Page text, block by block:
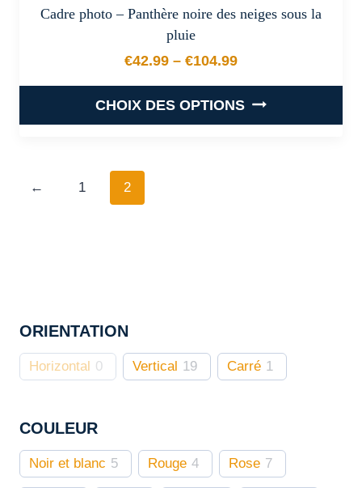
Cadre photo – Panthère noire des neiges sous la
pluie
€42.99 – €104.99
Plage de prix : €42.99 à
CHOIX DES OPTIONS
sur
la
← 1 2
ORIENTATION
Horizontal 0 Vertical 19 Carré 1
COULEUR
Noir et blanc 5 Rouge 4 Rose 7